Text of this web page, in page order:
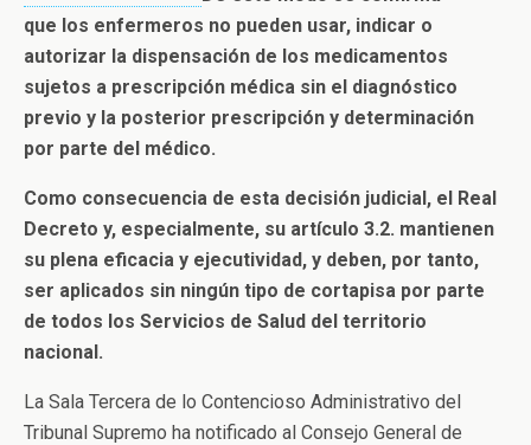
que los enfermeros no pueden usar, indicar o
autorizar la dispensación de los medicamentos
sujetos a prescripción médica sin el diagnóstico
previo y la posterior prescripción y determinación
por parte del médico.
Como consecuencia de esta decisión judicial, el Real
Decreto y, especialmente, su artículo 3.2. mantienen
su plena eficacia y ejecutividad, y deben, por tanto,
ser aplicados sin ningún tipo de cortapisa por parte
de todos los Servicios de Salud del territorio
nacional.
La Sala Tercera de lo Contencioso Administrativo del
Tribunal Supremo ha notificado al Consejo General de